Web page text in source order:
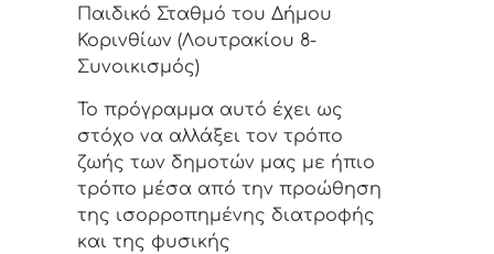
Παιδικό Σταθμό του Δήμου
Κορινθίων (Λουτρακίου 8-
Συνοικισμός)
Το πρόγραμμα αυτό έχει ως
στόχο να αλλάξει τον τρόπο
ζωής των δημοτών μας με ήπιο
τρόπο μέσα από την προώθηση
της ισορροπημένης διατροφής
και της φυσικής